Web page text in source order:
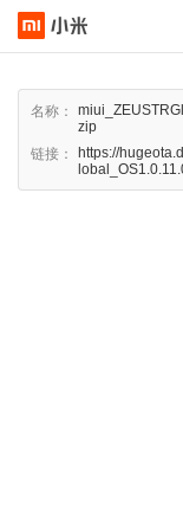
名称：
zip
链接：
https://